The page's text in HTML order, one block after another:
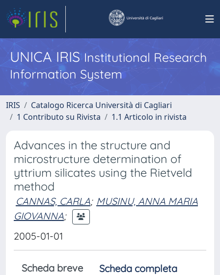
UNICA IRISInstitutional Research
Information System
IRIS
Catalogo Ricerca Università di Cagliari
1 Contributo su Rivista
1.1 Articolo in rivista
Advances in the structure and
microstructure determination of
yttrium silicates using the Rietveld
method
CANNAS, CARLA; MUSINU, ANNA MARIA
GIOVANNA;
2005-01-01
Scheda breve
Scheda completa